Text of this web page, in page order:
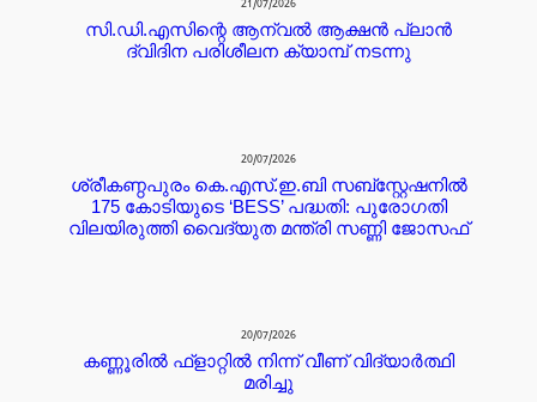
21/07/2026
സി.ഡി.എസിന്റെ ആന്വൽ ആക്ഷൻ പ്ലാൻ
ദ്വിദിന പരിശീലന ക്യാമ്പ് നടന്നു
20/07/2026
ശ്രീകണ്ഠപുരം കെ.എസ്.ഇ.ബി സബ്‌സ്റ്റേഷനിൽ
175 കോടിയുടെ ‘BESS’ പദ്ധതി: പുരോഗതി
വിലയിരുത്തി വൈദ്യുത മന്ത്രി സണ്ണി ജോസഫ്
20/07/2026
കണ്ണൂരില്‍ ഫ്ളാറ്റില്‍ നിന്ന് വീണ് വിദ്യാര്‍ത്ഥി
മരിച്ചു